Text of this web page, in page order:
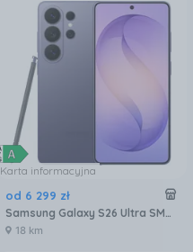
Karta informacyjna
od 6 299 zł
Samsung Galaxy S26 Ultra SM-S948 5G 12/512GB Fioletowy
18 km